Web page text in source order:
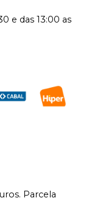
e das 13:00 as
Parcela